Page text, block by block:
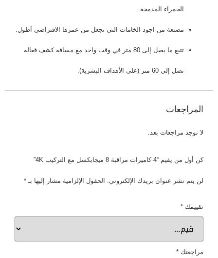
الحمراء المدمجة.
مصنعة من اجود الخامات التي تجعل من عمرها الافتراضي أطول.
تتبع ما يصل إلى 80 متر في وقت واحد مع مسافة كشف فعالة
تصل إلى 60 متر (على الأهداف البشرية).
المراجعات
لا توجد مراجعات بعد.
كن أول من يقيم “4 كاميرات مراقبة 8 ميجابكسل مع التركيب 4K”
لن يتم نشر عنوان بريدك الإلكتروني. الحقول الإلزامية مشار إليها بـ*
تقييمك*
مراجعتك*